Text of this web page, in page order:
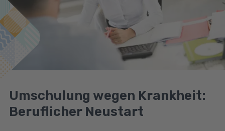
Umschulung wegen Krankheit:
Beruflicher Neustart